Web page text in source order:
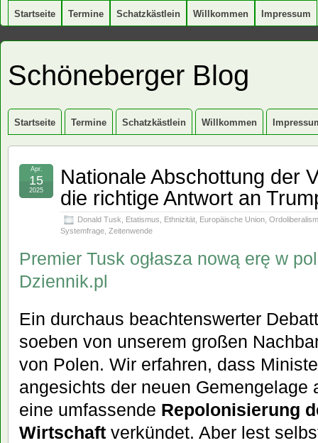
Startseite Termine Schatzkästlein Willkommen Impressum
Schöneberger Blog
Startseite Termine Schatzkästlein Willkommen
Nationale Abschottung der
die richtige Antwort an
Donald Tusk Etatismus Ethnizität Europäische Union
Systemfrage Zeitenwende
Apr.
15
2025
Premier Tusk ogłasza nową erę w
Dziennik.pl
Ein durchaus beachtenswerter
soeben von unserem großen
von Polen. Wir erfahren, dass
angesichts der neuen Gemengelage
eine umfassende Repolonisierung
Wirtschaft verkündet. Aber lest